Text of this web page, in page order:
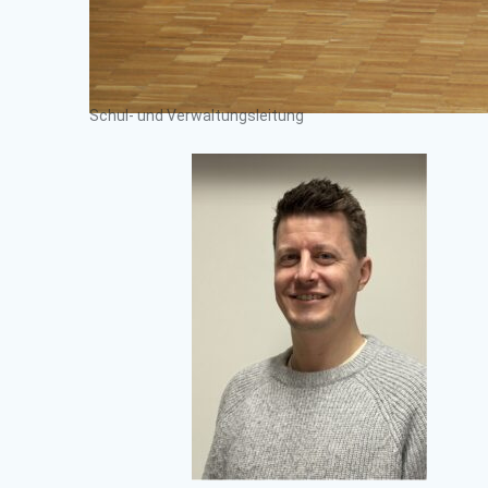
Schul- und Verwaltungsleitung